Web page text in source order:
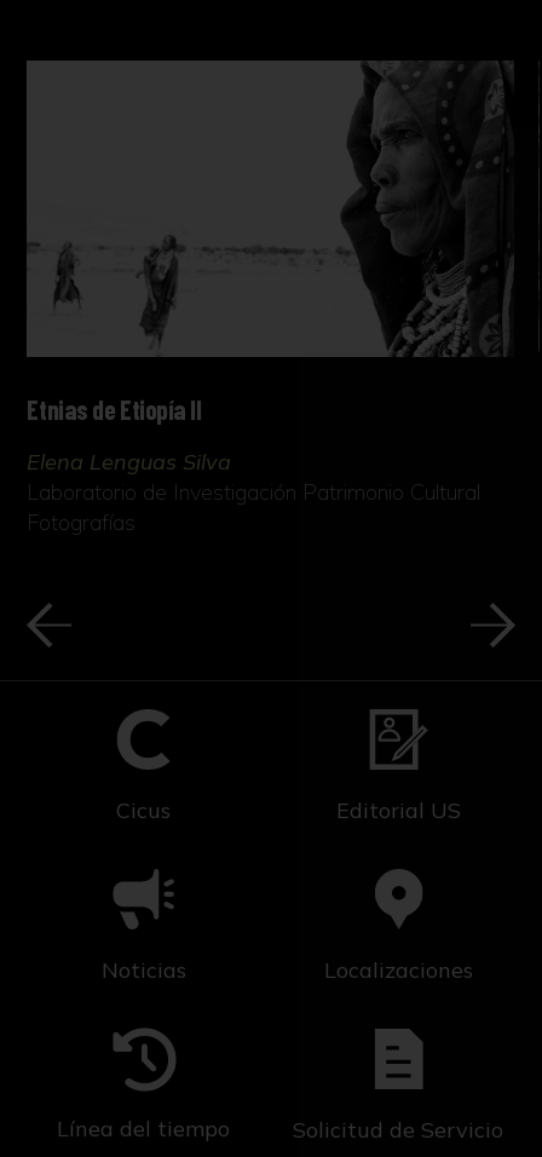
Etnias de Etiopía II
Elena Lenguas Silva
Laboratorio de Investigación Patrimonio Cultural
Fotografías
Cicus Editorial US
Noticias Localizaciones
Línea del tiempo Solicitud de Servicio